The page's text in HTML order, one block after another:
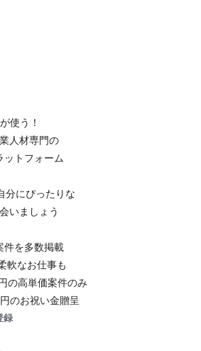
使う！
人材専門の
ットフォーム
分にぴったりな
いましょう
件を多数掲載
軟なお仕事も
の高単価案件のみ
のお祝い金贈呈
録